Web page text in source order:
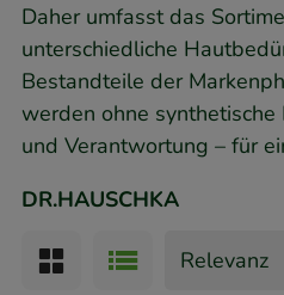
Daher umfasst das
unterschiedliche
Bestandteile der
werden ohne
und Verantwortung – für
DR.HAUSCHKA